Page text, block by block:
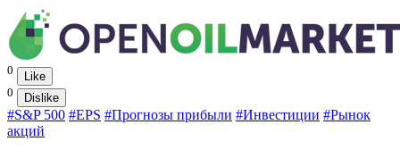
0
Like
0
Dislike
#S&P 500 #EPS #Прогнозы прибыли #Инвестиции #Рынок
акций